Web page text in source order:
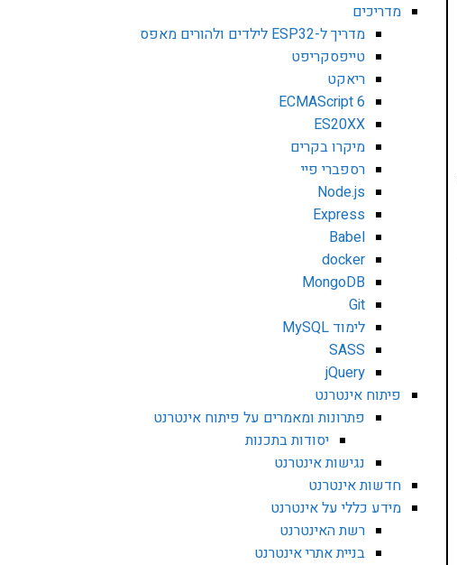
מדריכים
מדריך ל-ESP32 לילדים ולהורים מאפס
טייפסקריפט
ריאקט
ECMAScript 6
ES20XX
מיקרו בקרים
רספברי פיי
Node.js
Express
Babel
docker
MongoDB
Git
לימוד MySQL
SASS
jQuery
פיתוח אינטרנט
פתרונות ומאמרים על פיתוח אינטרנט
יסודות בתכנות
נגישות אינטרנט
חדשות אינטרנט
מידע כללי על אינטרנט
רשת האינטרנט
בניית אתרי אינטרנט